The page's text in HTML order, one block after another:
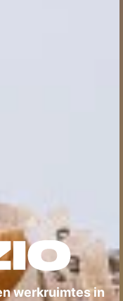
werkruimtes in